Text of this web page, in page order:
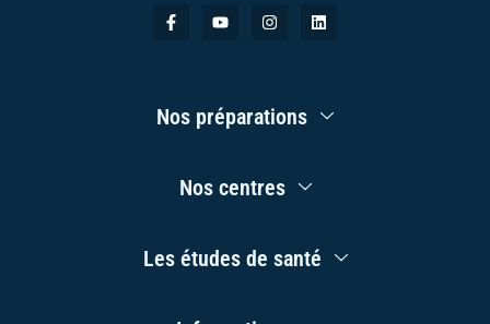
F
a
o
k
o
e
I
n
r
a
L
i
i
n
Main
Menu
Nos préparations
Main
Menu
Nos centres
Main
Menu
Les études de santé
Main